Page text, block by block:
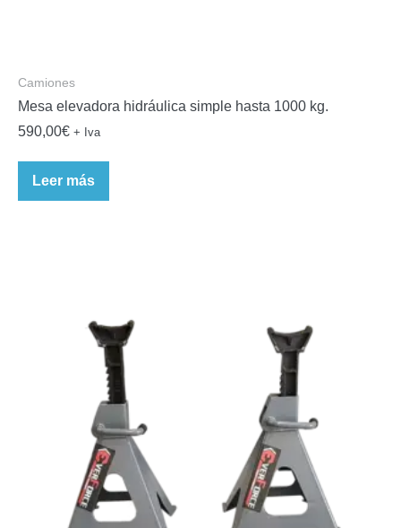
Camiones
Mesa elevadora hidráulica simple hasta 1000 kg.
590,00€ + Iva
Leer más